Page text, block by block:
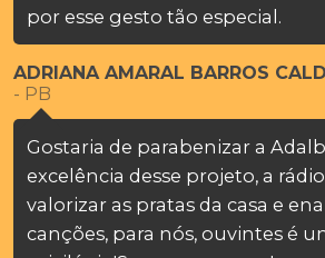
por esse gesto tão especial.
ADRIANA AMARAL BARROS
- PB
Gostaria de parabenizar a
excelência desse projeto, a
valorizar as pratas da casa e
canções, para nós, ouvintes é